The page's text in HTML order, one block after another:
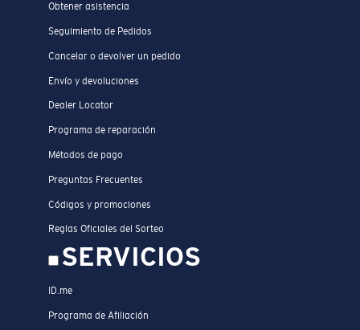
Obtener asistencia
Seguimiento de Pedidos
Cancelar o devolver un pedido
Envío y devoluciones
Dealer Locator
Programa de reparación
Métodos de pago
Preguntas Frecuentes
Códigos y promociones
Reglas Oficiales del Sorteo
SERVICIOS
ID.me
Programa de Afiliación